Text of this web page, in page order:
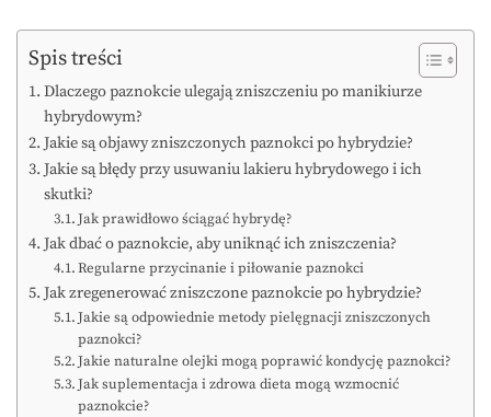
Spis treści
Dlaczego paznokcie ulegają zniszczeniu po manikiurze
hybrydowym?
Jakie są objawy zniszczonych paznokci po hybrydzie?
Jakie są błędy przy usuwaniu lakieru hybrydowego i ich
skutki?
Jak prawidłowo ściągać hybrydę?
Jak dbać o paznokcie, aby uniknąć ich zniszczenia?
Regularne przycinanie i piłowanie paznokci
Jak zregenerować zniszczone paznokcie po hybrydzie?
Jakie są odpowiednie metody pielęgnacji zniszczonych
paznokci?
Jakie naturalne olejki mogą poprawić kondycję paznokci?
Jak suplementacja i zdrowa dieta mogą wzmocnić
paznokcie?